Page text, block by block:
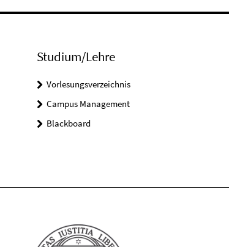
Studium/Lehre
Vorlesungsverzeichnis
Campus Management
Blackboard